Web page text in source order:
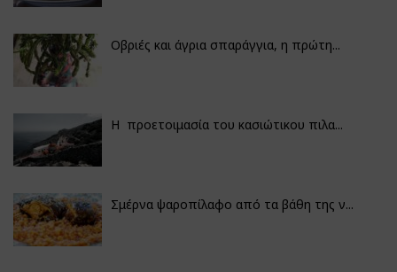
Οβριές και άγρια σπαράγγια, η πρώτη...
Η προετοιμασία του κασιώτικου πιλα...
Σμέρνα ψαροπίλαφο από τα βάθη της ν...